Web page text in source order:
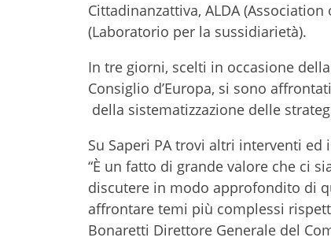
Cittadinanzattiva, ALDA
(Laboratorio per la sussidiarietà).
In tre giorni, scelti in occasione
Consiglio d’Europa, si sono
della sistematizzazione delle
Su Saperi PA trovi altri interventi
“È un fatto di grande valore che ci
discutere in modo approfondito di
affrontare temi più complessi
Bonaretti Direttore Generale del